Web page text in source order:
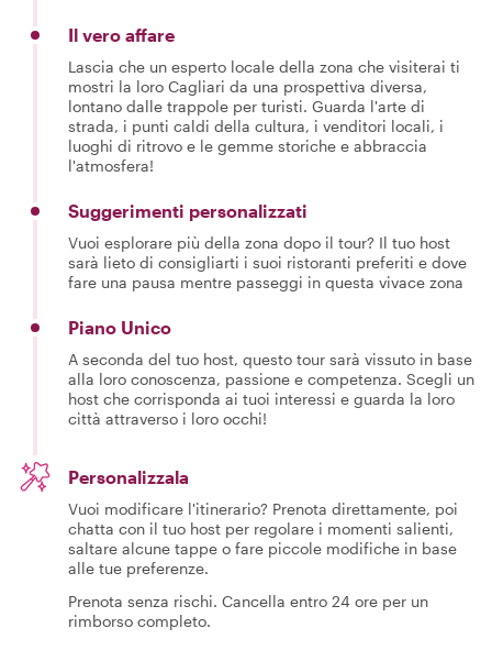
Il vero affare
Lascia che un esperto locale della zona che visiterai ti
mostri la loro Cagliari da una prospettiva diversa,
lontano dalle trappole per turisti. Guarda l'arte di
strada, i punti caldi della cultura, i venditori locali, i
luoghi di ritrovo e le gemme storiche e abbraccia
l'atmosfera!
Suggerimenti personalizzati
Vuoi esplorare più della zona dopo il tour? Il tuo host
sarà lieto di consigliarti i suoi ristoranti preferiti e dove
fare una pausa mentre passeggi in questa vivace zona
Piano Unico
A seconda del tuo host, questo tour sarà vissuto in base
alla loro conoscenza, passione e competenza. Scegli un
host che corrisponda ai tuoi interessi e guarda la loro
città attraverso i loro occhi!
Personalizzala
Vuoi modificare l'itinerario? Prenota direttamente, poi
chatta con il tuo host per regolare i momenti salienti,
saltare alcune tappe o fare piccole modifiche in base
alle tue preferenze.
Prenota senza rischi. Cancella entro 24 ore per un
rimborso completo.